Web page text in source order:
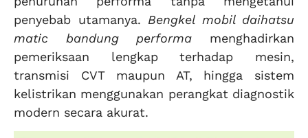
penyebab utamanya. Bengkel mobil daihatsu
matic bandung performa menghadirkan
pemeriksaan lengkap terhadap mesin,
transmisi CVT maupun AT, hingga sistem
kelistrikan menggunakan perangkat diagnostik
modern secara akurat.